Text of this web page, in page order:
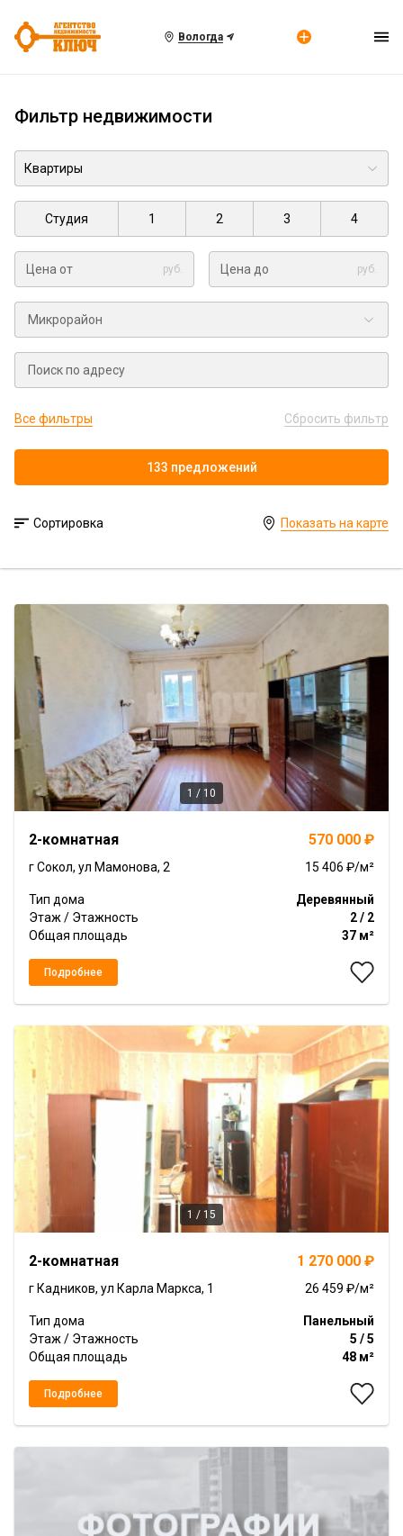
Вологда
Фильтр недвижимости
Студия 1 2 3 4
руб. руб.
Все фильтры Сбросить фильтр
133 предложений
Сортировка Показать на карте
1 / 10
2-комнатная 570 000 ₽
г Сокол, ул Мамонова, 2 15 406 ₽/м²
Тип дома
Деревянный
Этаж / Этажность
2 / 2
Общая площадь
37 м²
Подробнее
1 / 15
2-комнатная 1 270 000 ₽
г Кадников, ул Карла Маркса, 1 26 459 ₽/м²
Тип дома
Панельный
Этаж / Этажность
5 / 5
Общая площадь
48 м²
Подробнее